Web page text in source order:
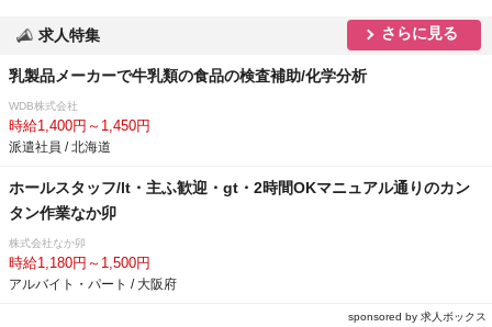
求人特集 さらに見る
乳製品メーカーで牛乳類の食品の検査補助/化学分析
WDB株式会社
時給1,400円～1,450円
派遣社員 / 北海道
ホールスタッフ/lt・主ふ歓迎・gt・2時間OKマニュアル通りのカン
タン作業なか卯
株式会社なか卯
時給1,180円～1,500円
アルバイト・パート / 大阪府
sponsored by 求人ボックス